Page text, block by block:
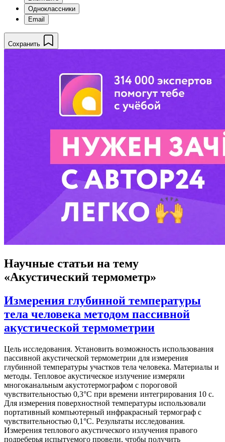
Одноклассники
Email
Сохранить
Научные статьи на тему
«Акустический термометр»
Измерения глубинной температуры
тела человека методом пассивной
акустической термометрии
Цель исследования. Установить возможность использования
пассивной акустической термометрии для измерения
глубинной температуры участков тела человека. Материалы и
методы. Тепловое акустическое излучение измеряли
многоканальным акустотермографом с пороговой
чувствительностью 0,3°С при времени интегрирования 10 с.
Для измерения поверхностной температуры использовали
портативный компьютерный инфракрасный термограф с
чувствительностью 0,1°С. Результаты исследования.
Измерения теплового акустического излучения правого
подреберья испытуемого провели, чтобы получить